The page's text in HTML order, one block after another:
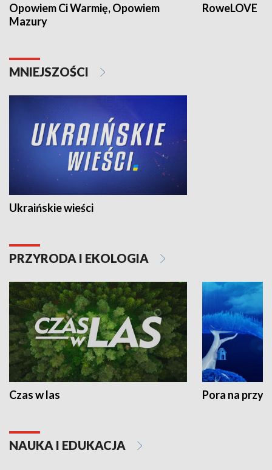
Opowiem Ci Warmię, Opowiem
Mazury
RoweLOVE
MNIEJSZOŚCI
Ukraińskie wieści
PRZYRODA I EKOLOGIA
Czas w las Pora na
NAUKA I EDUKACJA